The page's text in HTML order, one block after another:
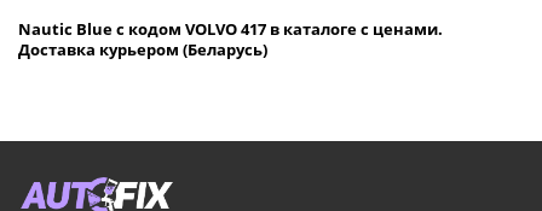
Nautic Blue с кодом VOLVO 417 в каталоге с ценами.
Доставка курьером (Беларусь)